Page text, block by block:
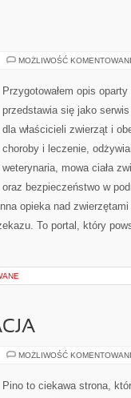
MOŻLIWOŚĆ
Przygotowałem opis
przedstawia się jako
dla właścicieli zwierząt i
choroby i leczenie,
weterynaria, mowa ciała
oraz bezpieczeństwo w
opieka nad
To portal, który
MOŻLIWOŚĆ
Pino to ciekawa strona,